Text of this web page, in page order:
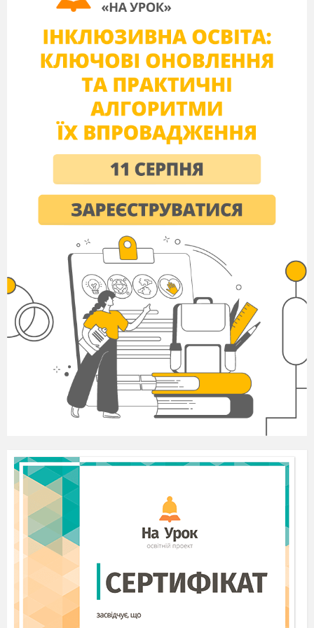
всій їх території нарівні з монетами.
Казначейський білет – паперові гроші,
які випускає казначейство (міністерство
фінансів або інший державний фінансовий
орган) для покриття бюджетних витрат,
насамперед бюджетного дефіциту.
Чек
- наказ власника банківського
рахунку перерахувати певну суму на користь
пред'явника чека. Наслідком цього
розпорядження може бути або видача
пред'явникові чека готівки, або безготівковий
перерахунок грошей з одного банківського
рахунку на інший.
Вексель- письмове зобов'язання
боржника сплатити визначену суму грошей у
визначений строк.
Кредитна картка - розрахунковий засіб,
який найчастіше видається банками своїм
клієнтам.
Банківські рахунки
відображають і
контролюють стан і рух коштів власника
грошей, який передав їх у банк.
Міжнародні гроші- гроші, створені
СДР - "спеціальні права запозичення", створені
Міжнародним валютним фондом, та ЕКЮ -
міжнародна розрахункова одиниця, створена
Європейським фондом валютного
співробітництва.
Презентація
Пропоную групам виконати завдання
програміLearningApps( 2 групи – завдання
№1http://learningapps.org/display?